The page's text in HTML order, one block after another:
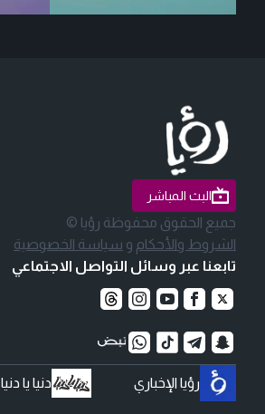
البث المباشر
جميع الحقوق محفوظة رؤيا ©
الشروط والأحكام و سياسة الخصوصية
تابعنا عبر وسائل التواصل الاجتماعي
رؤيا الإخباري دنيا يا دنيا